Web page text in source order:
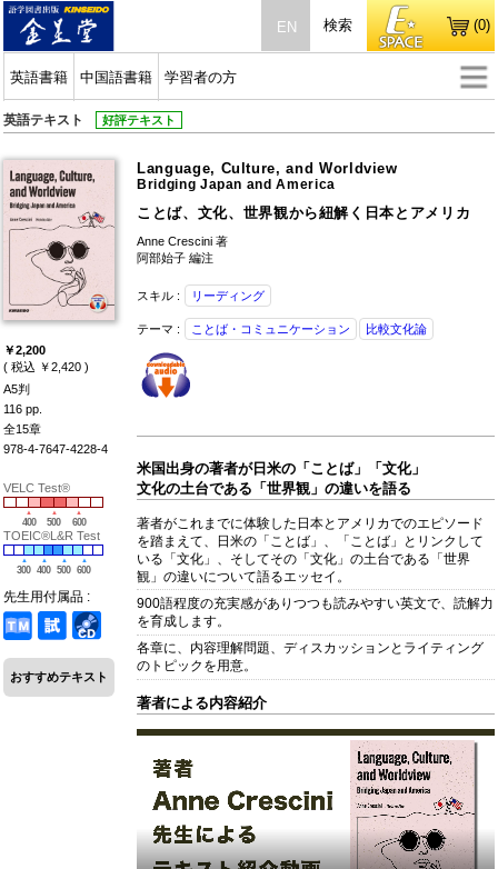
EN
英語書籍 中国語書籍 学習者の方
検索 (0)
英語テキスト 好評テキスト
￥2,200
( 税込 ￥2,420 )
A5判
116 pp.
全15章
978-4-7647-4228-4
VELC Test®
400 500 600
TOEIC®L&R Test
300 400 500 600
先生用付属品 :
おすすめテキスト
Language, Culture, and Worldview
Bridging Japan and America
ことば、文化、世界観から紐解く日本とアメリカ
Anne Crescini 著
阿部始子 編注
スキル : リーディング
テーマ : ことば・コミュニケーション 比較文化論
米国出身の著者が日米の「ことば」「文化」
文化の土台である「世界観」の違いを語る
著者がこれまでに体験した日本とアメリカでのエピソード
を踏まえて、日米の「ことば」、「ことば」とリンクして
いる「文化」、そしてその「文化」の土台である「世界
観」の違いについて語るエッセイ。
900語程度の充実感がありつつも読みやすい英文で、読解力
を育成します。
各章に、内容理解問題、ディスカッションとライティング
のトピックを用意。
著者による内容紹介